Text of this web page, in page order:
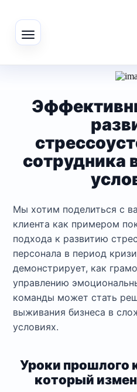
сотрудника
Мы хотим поделиться с
клиента как примером
подхода к развитию
персонала в период
демонстрирует, как
управлению
команды может стать
выживания бизнеса в
условиях.
Уроки прошлого
который